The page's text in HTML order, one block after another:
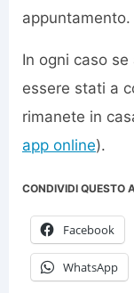
appuntamento.
In ogni caso
essere stati a
rimanete in
app online).
CONDIVIDI QUESTO
Facebook
WhatsApp